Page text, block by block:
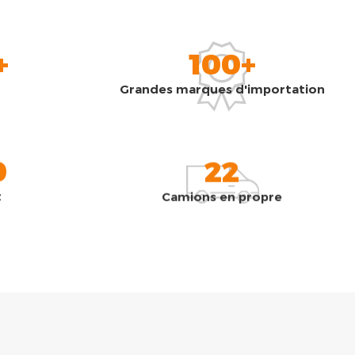
100+
Grandes marques d'importation
22
Camions en propre